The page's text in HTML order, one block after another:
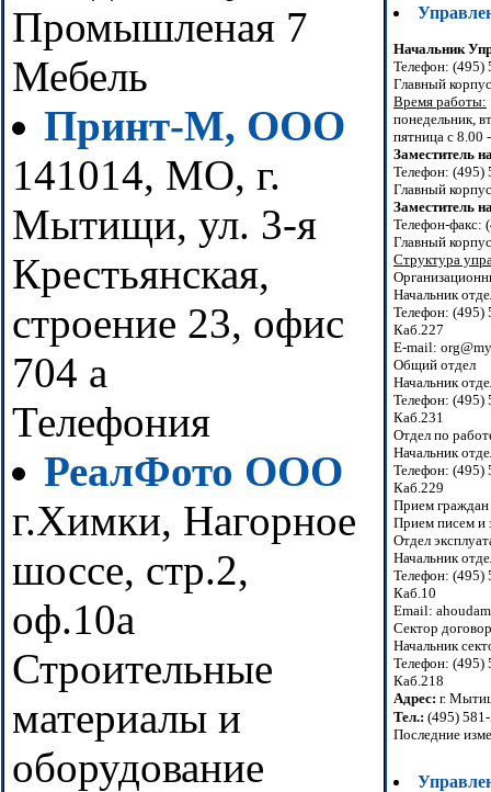
Промышленая 7
Мебель
Принт-М, ООО
141014, МО, г.
Мытищи, ул. 3-я
Крестьянская,
строение 23, офис
704 а
Телефония
РеалФото ООО
г.Химки, Нагорное
шоссе, стр.2,
оф.10а
Строительные
материалы и
оборудование
Начальник
Телефон: (495)
Главный
Время работы:
понедельник,
пятница с 8.00
Заместитель
Телефон: (495)
Главный
Заместитель
Телефон-факс:
Главный
Структура
Начальник
Телефон: (495)
Каб.227
E-mail:
Общий отдел
Начальник
Телефон: (495)
Каб.231
Отдел по
Начальник
Телефон: (495)
Каб.229
Прием
Прием писем и
Отдел
Начальник
Телефон: (495)
Каб.10
Email:
Сектор
Начальник
Телефон: (495)
Каб.218
Адрес: г.
Тел.: (495)
Последние